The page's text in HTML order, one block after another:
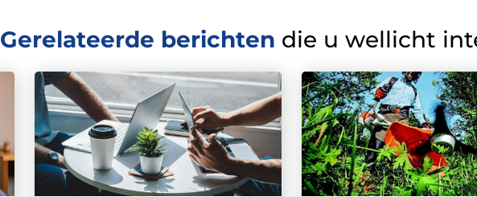
Gerelateerde berichten die u wellicht